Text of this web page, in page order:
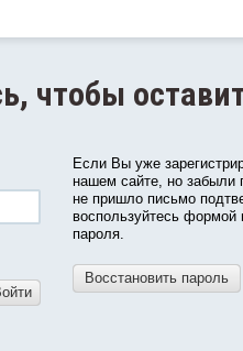
чтобы
Если Вы уже
нашем сайте, но забыли
не пришло письмо
воспользуйтесь формой
пароля.
Восстановить пароль